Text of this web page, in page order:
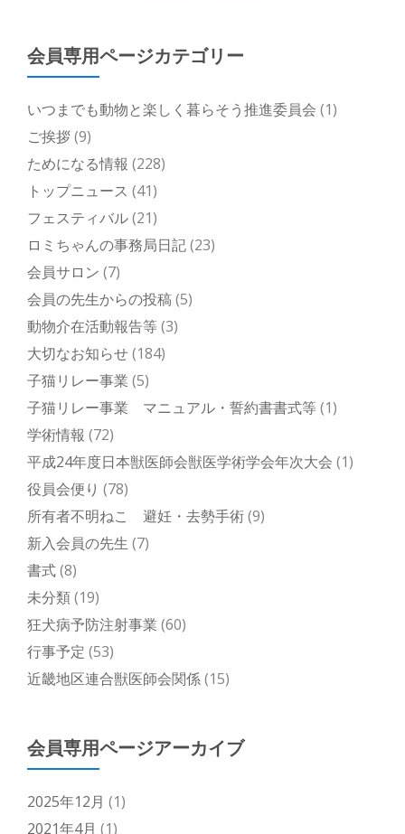
会員専用ページカテゴリー
いつまでも動物と楽しく暮らそう推進委員会 (1)
ご挨拶(9)
ためになる情報 (228)
トップニュース (41)
フェスティバル(21)
ロミちゃんの事務局日記(23)
会員サロン (7)
会員の先生からの投稿(5)
動物介在活動報告等(3)
大切なお知らせ(184)
子猫リレー事業 (5)
子猫リレー事業 マニュアル・誓約書書式等(1)
学術情報 (72)
平成24年度日本獣医師会獣医学術学会年次大会 (1)
役員会便り (78)
所有者不明ねこ 避妊・去勢手術(9)
新入会員の先生 (7)
書式(8)
未分類(19)
狂犬病予防注射事業 (60)
行事予定 (53)
近畿地区連合獣医師会関係(15)
会員専用ページアーカイブ
2025年12月 (1)
2021年4月 (1)